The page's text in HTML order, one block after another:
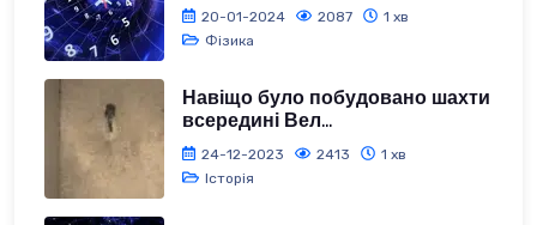
20-01-2024 2087
1 хв
Фізика
Навіщо було побудовано шахти
всередині Вел...
24-12-2023 2413
1 хв
Історія